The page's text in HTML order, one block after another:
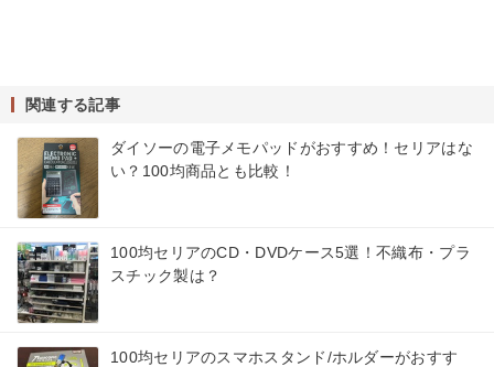
関連する記事
ダイソーの電子メモパッドがおすすめ！セリアはな
い？100均商品とも比較！
100均セリアのCD・DVDケース5選！不織布・プラ
スチック製は？
100均セリアのスマホスタンド/ホルダーがおすす